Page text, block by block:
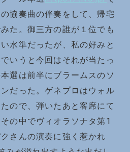
協奏曲の伴奏をして、帰宅
た。御三方の誰が１位でも
水準だったが、私の好みと
いうと今回はそれが当たっ
選は前半にブラームスのソ
だった。ゲネプロはウォル
ので、弾いたあと客席にて
の中でヴィオラソナタ第1
さんの演奏に強く惹かれ